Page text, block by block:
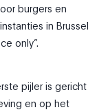
burgers en
in Brussel
only”.
pijler is gericht
en op het